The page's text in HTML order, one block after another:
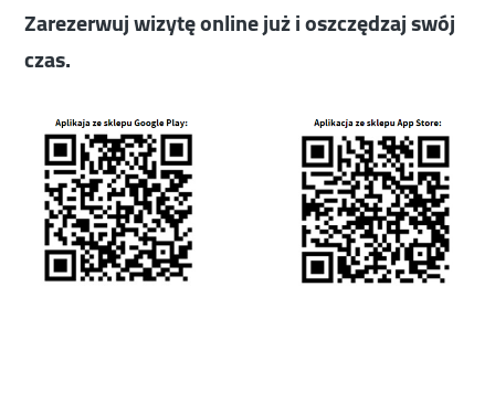
Zarezerwuj wizytę online już i oszczędzaj swój
czas.